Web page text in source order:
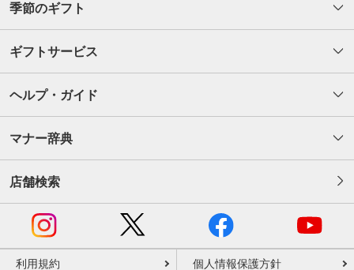
季節のギフト
ギフトサービス
ヘルプ・ガイド
マナー辞典
店舗検索
利用規約 個人情報保護方針